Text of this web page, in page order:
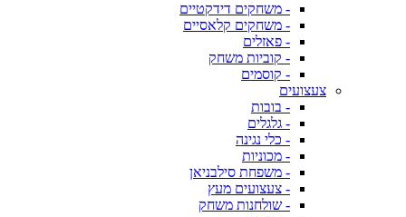
- משחקים דידקטיים
- משחקים קלאסיים
- פאזלים
- קוביות משחק
- קוסמים
צעצועים
- בובות
- גלגלים
- כלי נגינה
- מכוניות
- משפחת סילבניאן
- צעצועים מעץ
- שולחנות משחק